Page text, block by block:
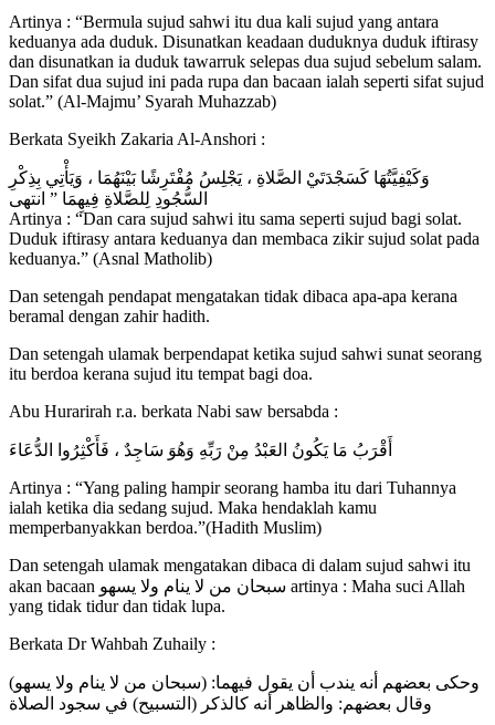
Artinya : “Bermula sujud sahwi itu dua kali sujud yang antara
keduanya ada duduk. Disunatkan keadaan duduknya duduk iftirasy
dan disunatkan ia duduk tawarruk selepas dua sujud sebelum salam.
Dan sifat dua sujud ini pada rupa dan bacaan ialah seperti sifat sujud
solat.” (Al-Majmu’ Syarah Muhazzab)
Berkata Syeikh Zakaria Al-Anshori :
وَكَيْفِيَّتُهَا كَسَجْدَتَيْ الصَّلاةِ ، يَجْلِسُ مُفْتَرِشًا بَيْنَهُمَا ، وَيَأْتِي بِذِكْرِ
السُّجُودِ لِلصَّلاةِ فِيهِمَا ” انتهى
Artinya : “Dan cara sujud sahwi itu sama seperti sujud bagi solat.
Duduk iftirasy antara keduanya dan membaca zikir sujud solat pada
keduanya.” (Asnal Matholib)
Dan setengah pendapat mengatakan tidak dibaca apa-apa kerana
beramal dengan zahir hadith.
Dan setengah ulamak berpendapat ketika sujud sahwi sunat seorang
itu berdoa kerana sujud itu tempat bagi doa.
Abu Hurarirah r.a. berkata Nabi saw bersabda :
أَقْرَبُ مَا يَكُونُ العَبْدُ مِنْ رَبِّهِ وَهُوَ سَاجِدٌ ، فَأَكْثِرُوا الدُّعَاءَ
Artinya : “Yang paling hampir seorang hamba itu dari Tuhannya
ialah ketika dia sedang sujud. Maka hendaklah kamu
memperbanyakkan berdoa.”(Hadith Muslim)
Dan setengah ulamak mengatakan dibaca di dalam sujud sahwi itu
akan bacaan سبحان من لا ينام ولا يسهو artinya : Maha suci Allah
yang tidak tidur dan tidak lupa.
Berkata Dr Wahbah Zuhaily :
وحكى بعضهم أنه يندب أن يقول فيهما: (سبحان من لا ينام ولا يسهو)
وقال بعضهم: والظاهر أنه كالذكر (التسبيح) في سجود الصلاة